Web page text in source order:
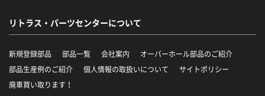
リトラス・パーツセンターについて
新規登録部品 部品一覧 会社案内
オーバーホール部品のご紹介
部品生産例のご紹介
個人情報の取扱いについて
サイトポリシー
廃車買い取ります！